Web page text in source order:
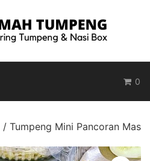
0
/ Tumpeng Mini Pancoran Mas